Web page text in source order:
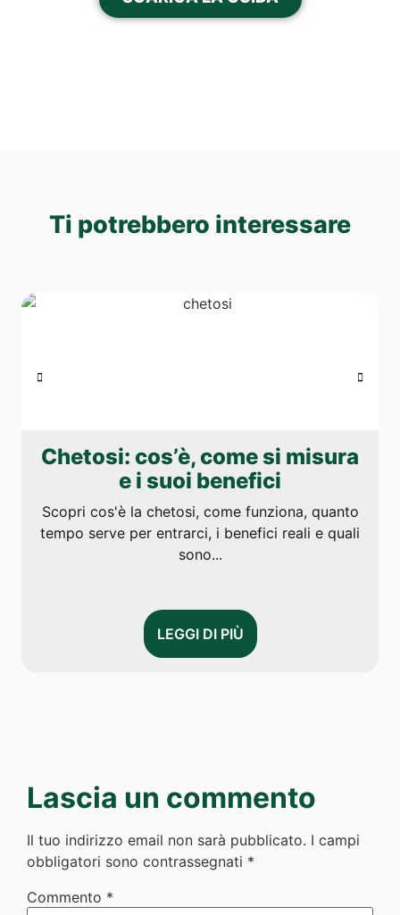
Ti potrebbero interessare
Chetosi: cos’è, come si misura
e i suoi benefici
Scopri cos'è la chetosi, come funziona, quanto
tempo serve per entrarci, i benefici reali e quali
sono...
LEGGI DI PIÙ
Lascia un commento
Il tuo indirizzo email non sarà pubblicato. I campi
obbligatori sono contrassegnati *
Commento *